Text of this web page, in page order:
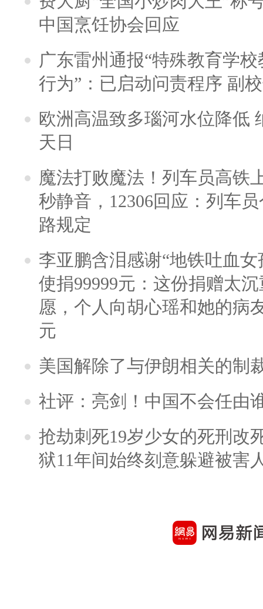
中国烹饪协会回应
广东雷州通报“特殊教育学
行为”：已启动问责程序 副
欧洲高温致多瑙河水位降低
天日
魔法打败魔法！列车员高铁
秒静音，12306回应：列车
路规定
李亚鹏含泪感谢“地铁吐血
使捐99999元：这份捐赠太
愿，个人向胡心瑶和她的病
元
美国解除了与伊朗相关的制
社评：亮剑！中国不会任由
抢劫刺死19岁少女的死刑改
狱11年间始终刻意躲避被害